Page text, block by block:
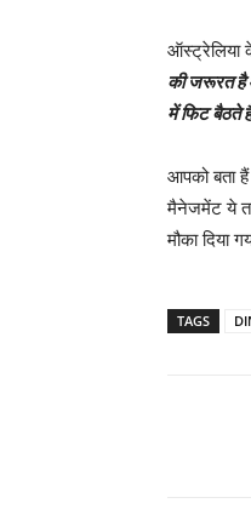
ऑस्ट्रेलिया
की जरूरत है
में फिट बैठते
आपको बता
मैनेजमेंट ये
मौका दिया
TAGS